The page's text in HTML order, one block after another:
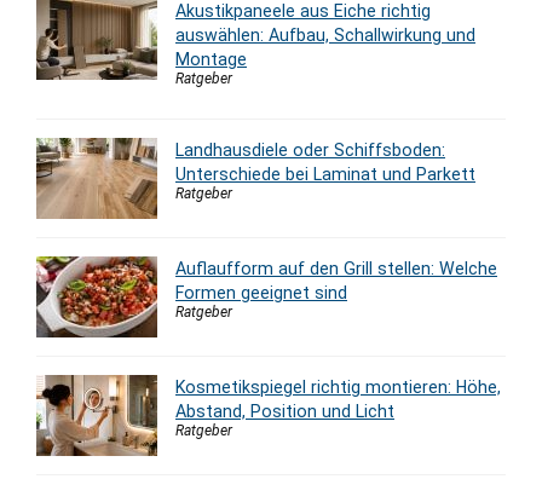
Akustikpaneele aus Eiche richtig
auswählen: Aufbau, Schallwirkung und
Montage
Ratgeber
Landhausdiele oder Schiffsboden:
Unterschiede bei Laminat und Parkett
Ratgeber
Auflaufform auf den Grill stellen: Welche
Formen geeignet sind
Ratgeber
Kosmetikspiegel richtig montieren: Höhe,
Abstand, Position und Licht
Ratgeber